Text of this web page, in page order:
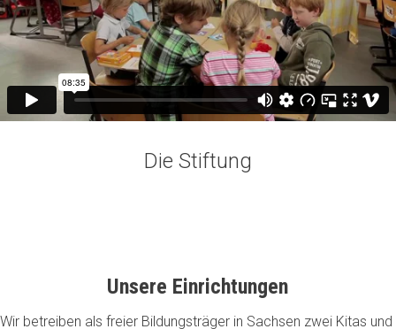
Die Stiftung
Unsere Einrichtungen
Wir betreiben als freier Bildungsträger in Sachsen zwei Kitas und